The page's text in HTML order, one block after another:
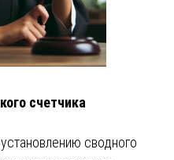
счетчика
сводного